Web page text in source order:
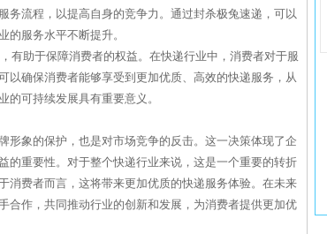
务流程，以提高自身的竞争力。通过封杀极兔速递，可以
的服务水平不断提升。
有助于保障消费者的权益。在快递行业中，消费者对于服
以确保消费者能够享受到更加优质、高效的快递服务，从
可持续发展具有重要意义。
形象的保护，也是对市场竞争的反击。这一决策体现了企
的重要性。对于整个快递行业来说，这是一个重要的转折
消费者而言，这将带来更加优质的快递服务体验。在未来
合作，共同推动行业的创新和发展，为消费者提供更加优